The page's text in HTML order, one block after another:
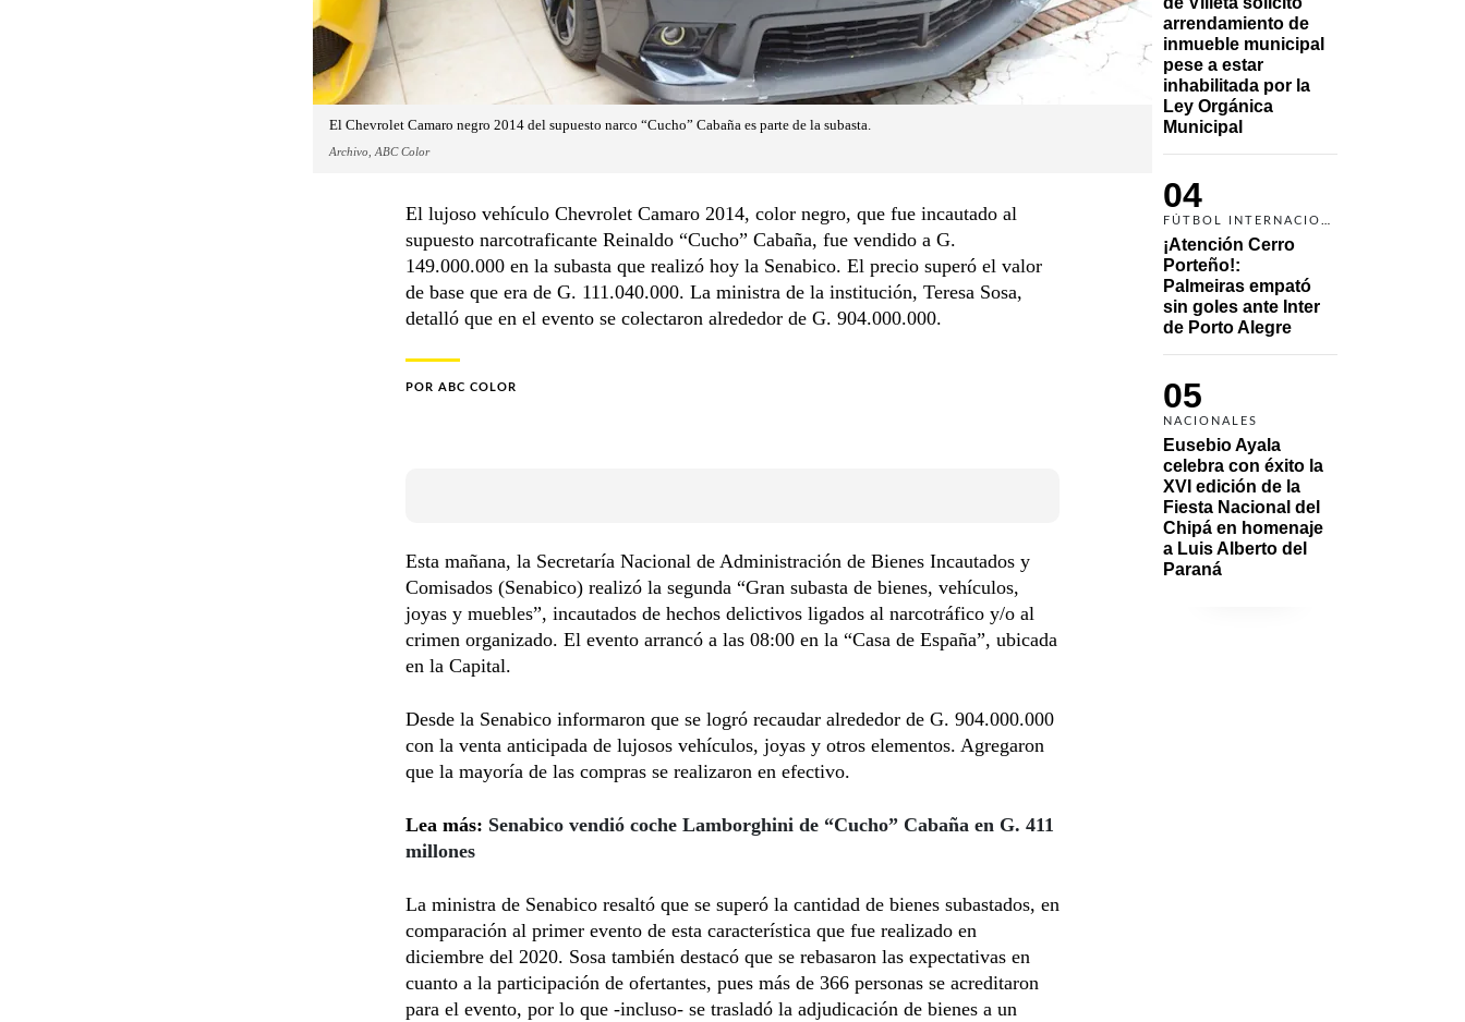
arrendamiento de
inmueble municipal
pese a estar
inhabilitada por la
Ley Orgánica
Municipal
04
¡Atención Cerro
Porteño!:
Palmeiras empató
sin goles ante Inter
de Porto Alegre
05
NACIONALES
Eusebio Ayala
celebra con éxito la
XVI edición de la
Fiesta Nacional del
Chipá en homenaje
a Luis Alberto del
Paraná
El Chevrolet Camaro negro 2014 del supuesto narco “Cucho” Cabaña es parte de la subasta.
Archivo, ABC Color
El lujoso vehículo Chevrolet Camaro 2014, color negro, que fue incautado al
supuesto narcotraficante Reinaldo “Cucho” Cabaña, fue vendido a G.
149.000.000 en la subasta que realizó hoy la Senabico. El precio superó el valor
de base que era de G. 111.040.000. La ministra de la institución, Teresa Sosa,
detalló que en el evento se colectaron alrededor de G. 904.000.000.
POR ABC COLOR
Esta mañana, la Secretaría Nacional de Administración de Bienes Incautados y
Comisados (Senabico) realizó la segunda “Gran subasta de bienes, vehículos,
joyas y muebles”, incautados de hechos delictivos ligados al narcotráfico y/o al
crimen organizado. El evento arrancó a las 08:00 en la “Casa de España”, ubicada
en la Capital.
Desde la Senabico informaron que se logró recaudar alrededor de G. 904.000.000
con la venta anticipada de lujosos vehículos, joyas y otros elementos. Agregaron
que la mayoría de las compras se realizaron en efectivo.
Lea más: Senabico vendió coche Lamborghini de “Cucho” Cabaña en G. 411
millones
La ministra de Senabico resaltó que se superó la cantidad de bienes subastados, en
comparación al primer evento de esta característica que fue realizado en
diciembre del 2020. Sosa también destacó que se rebasaron las expectativas en
cuanto a la participación de ofertantes, pues más de 366 personas se acreditaron
para el evento, por lo que -incluso- se trasladó la adjudicación de bienes a un